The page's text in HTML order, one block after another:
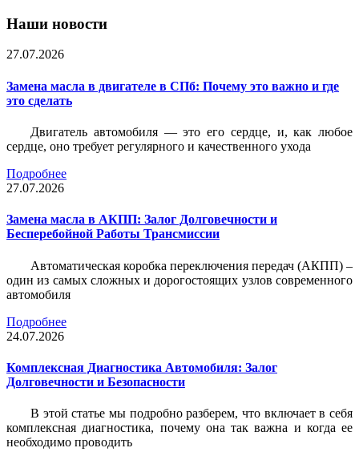
Наши новости
27.07.2026
Замена масла в двигателе в СПб: Почему это важно и где
это сделать
Двигатель автомобиля — это его сердце, и, как любое
сердце, оно требует регулярного и качественного ухода
Подробнее
27.07.2026
Замена масла в АКПП: Залог Долговечности и
Бесперебойной Работы Трансмиссии
Автоматическая коробка переключения передач (АКПП) –
один из самых сложных и дорогостоящих узлов современного
автомобиля
Подробнее
24.07.2026
Комплексная Диагностика Автомобиля: Залог
Долговечности и Безопасности
В этой статье мы подробно разберем, что включает в себя
комплексная диагностика, почему она так важна и когда ее
необходимо проводить